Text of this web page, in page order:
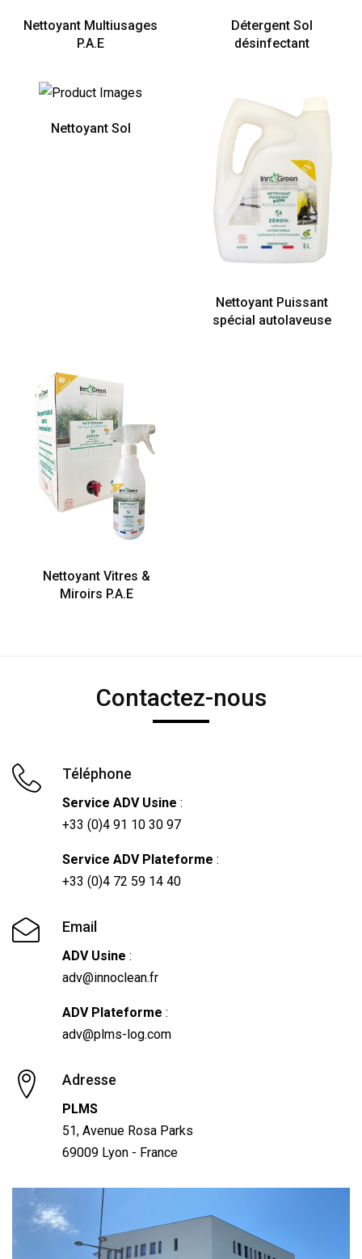
Nettoyant Multiusages
P.A.E
Détergent Sol
désinfectant
Nettoyant Sol
Nettoyant Puissant
spécial autolaveuse
Nettoyant Vitres &
Miroirs P.A.E
Contactez-nous
Téléphone
Service ADV Usine :
+33 (0)4 91 10 30 97
Service ADV Plateforme :
+33 (0)4 72 59 14 40
Email
ADV Usine :
adv@innoclean.fr
ADV Plateforme :
adv@plms-log.com
Adresse
PLMS
51, Avenue Rosa Parks
69009 Lyon - France